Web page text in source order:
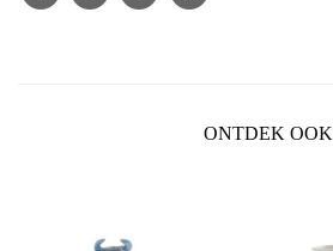
ONTDEK OOK